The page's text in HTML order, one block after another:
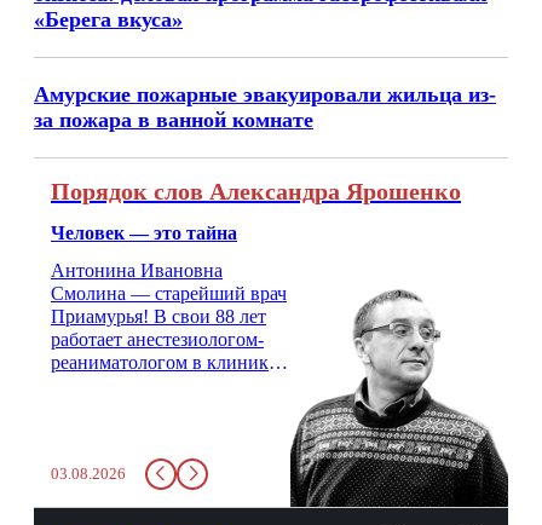
«Берега вкуса»
Амурские пожарные эвакуировали жильца из-
за пожара в ванной комнате
Порядок слов Александра Ярошенко
Человек — это тайна
Антонина Ивановна
Смолина — старейший врач
Приамурья! В свои 88 лет
работает анестезиологом-
реаниматологом в клинике
стажем о жизни, смерти
душе и духе. Откровенно о
03.08.2026